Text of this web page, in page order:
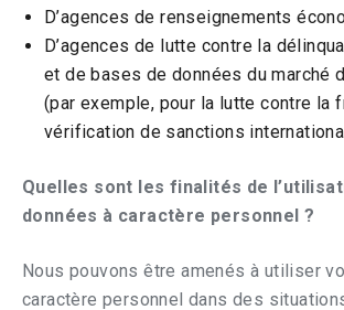
D’agences de renseignements
D’agences de lutte contre la
et de bases de données du marché
(par exemple, pour la lutte contre la
vérification de sanctions
Quelles sont les finalités de
données à caractère personnel ?
Nous pouvons être amenés à utiliser
caractère personnel dans des